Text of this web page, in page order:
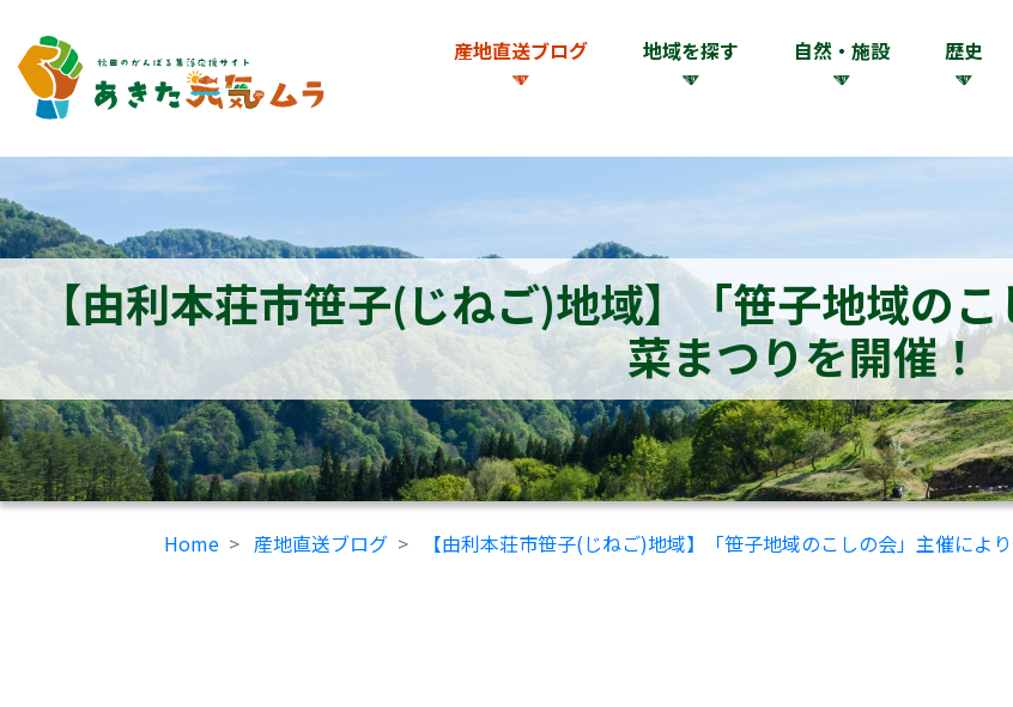
産地直送ブログ 地域を探す 自然・施設 歴史
【由利本荘市笹子(じねご)地域】「笹子地域の
菜まつりを開催！
Home 産地直送ブログ 【由利本荘市笹子(じねご)地域】「笹子地域のこしの会」主催によ